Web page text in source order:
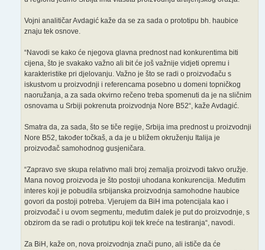
Vojni analitičar Avdagić kaže da se za sada o prototipu bh. haubice
znaju tek osnove.
“Navodi se kako će njegova glavna prednost nad konkurentima biti
cijena, što je svakako važno ali bit će još važnije vidjeti opremu i
karakteristike pri djelovanju. Važno je što se radi o proizvođaču s
iskustvom u proizvodnji i referencama posebno u domeni topničkog
naoružanja, a za sada okvirno rečeno treba spomenuti da je na sličnim
osnovama u Srbiji pokrenuta proizvodnja Nore B52“, kaže Avdagić.
Smatra da, za sada, što se tiče regije, Srbija ima prednost u proizvodnji
Nore B52, također točkaš, a da je u bližem okruženju Italija je
proizvođač samohodnog gusjeničara.
“Zapravo sve skupa relativno mali broj zemalja proizvodi takvo oružje.
Mana novog proizvoda je što postoji uhodana konkurencija. Međutim
interes koji je pobudila srbijanska proizvodnja samohodne haubice
govori da postoji potreba. Vjerujem da BiH ima potencijala kao i
proizvođač i u ovom segmentu, međutim dalek je put do proizvodnje, s
obzirom da se radi o protutipu koji tek kreće na testiranja“, navodi.
Za BiH, kaže on, nova proizvodnja znači puno, ali ističe da će